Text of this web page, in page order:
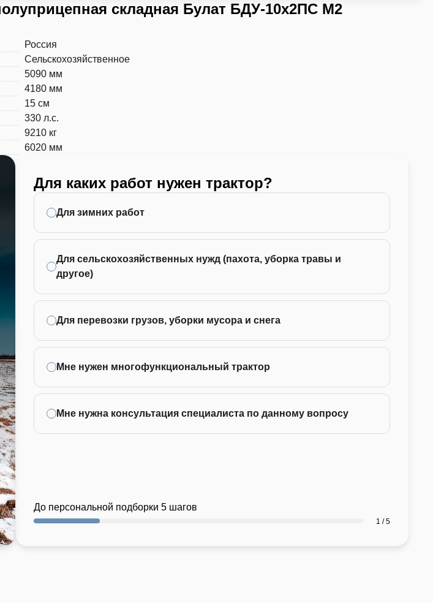
складная Булат БДУ-10х2ПС М2
Россия
Сельскохозяйственное
5090 мм
4180 мм
15 см
330 л.с.
9210 кг
6020 мм
Для каких работ нужен трактор?
Для зимних работ
Для сельскохозяйственных нужд (пахота, уборка травы и
другое)
Для перевозки грузов, уборки мусора и снега
Мне нужен многофункциональный трактор
Мне нужна консультация специалиста по данному вопросу
До персональной подборки 5 шагов
1 / 5